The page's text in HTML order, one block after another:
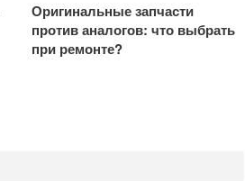
Оригинальные запчасти
против аналогов: что выбрать
при ремонте?